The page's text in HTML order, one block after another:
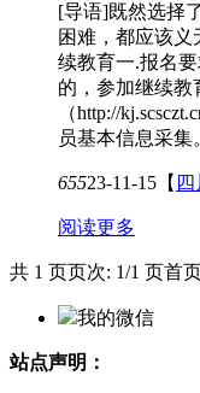
[导语]既然选择
困难，都应该义
续教育一.报名
的，参加继续教
（http://
员基本信息采集
65523-11-15 【 四
阅读更多
共 1 页页次: 1/1 页首
我的微信
站点声明：